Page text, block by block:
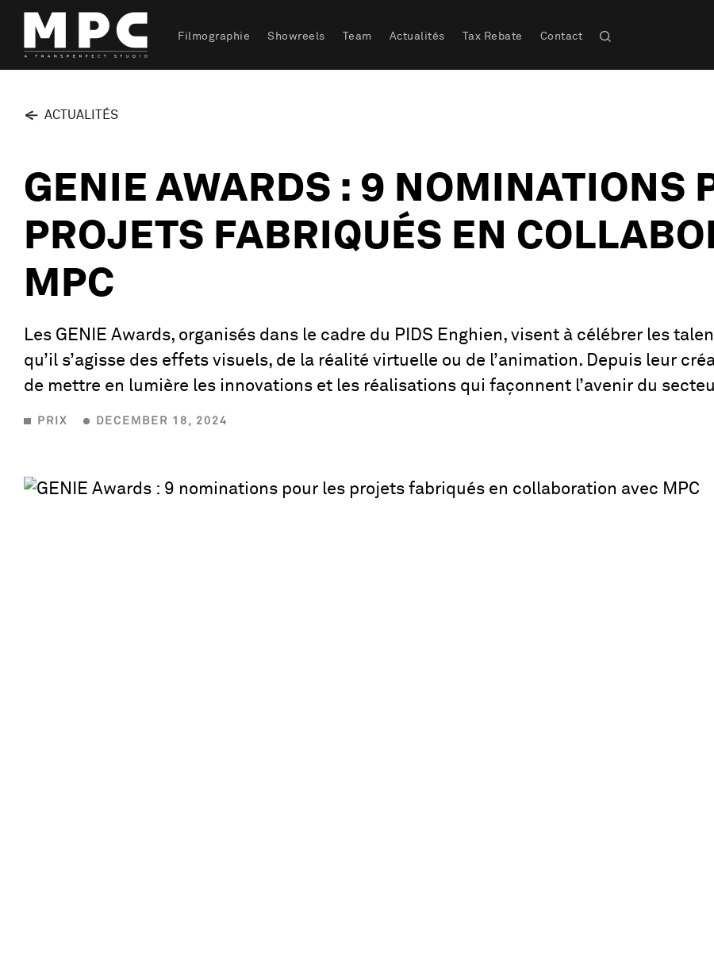
Filmographie Showreels Team Actualités Tax Rebate Contact
ACTUALITÉS
GENIE AWARDS : 9 NOMINATIONS
PROJETS FABRIQUÉS EN
MPC
Les GENIE Awards, organisés dans le cadre du PIDS Enghien, visent à célébrer les
qu’il s’agisse des effets visuels, de la réalité virtuelle ou de l’animation. Depuis leur
de mettre en lumière les innovations et les réalisations qui façonnent l’avenir du
PRIX DECEMBER 18, 2024